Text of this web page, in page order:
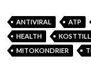
ANTIVIRAL ATP
HEALTH
MITOKONDRIER